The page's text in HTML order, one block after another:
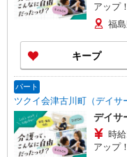
アップ
格・経
福
キープ
パート
ツクイ会津古川町（デイサ
デイサ
時給
アップ